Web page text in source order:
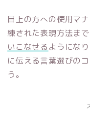
目上の方への使用マ
練された表現方法ま
いこなせる ようにな
に伝える言葉選びの
う。